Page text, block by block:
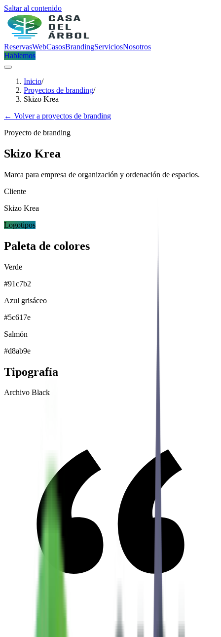
Saltar al contenido
ReservasWebCasosBrandingServiciosNosotros
Hablemos
Inicio/
Proyectos de branding/
Skizo Krea
← Volver a proyectos de branding
Proyecto de branding
Skizo Krea
Marca para empresa de organización y ordenación de espacios.
Cliente
Skizo Krea
Logotipos
Paleta de colores
Verde
#91c7b2
Azul grisáceo
#5c617e
Salmón
#d8ab9e
Tipografía
Archivo Black